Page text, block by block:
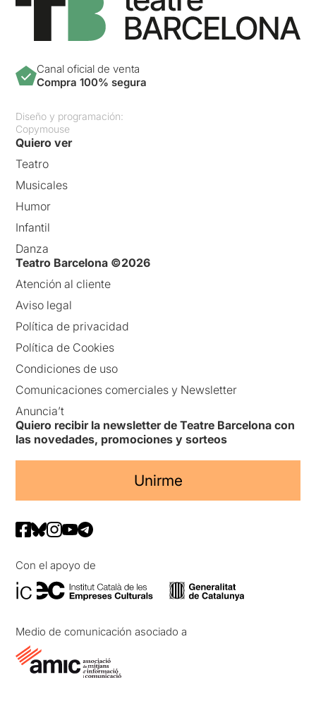
Canal oficial de venta
Compra 100% segura
Diseño y programación:
Copymouse
Quiero ver
Teatro
Musicales
Humor
Infantil
Danza
Teatro Barcelona ©2026
Atención al cliente
Aviso legal
Política de privacidad
Política de Cookies
Condiciones de uso
Comunicaciones comerciales y Newsletter
Anuncia’t
Quiero recibir la newsletter de Teatre Barcelona con
las novedades, promociones y sorteos
Unirme
Con el apoyo de
Medio de comunicación asociado a